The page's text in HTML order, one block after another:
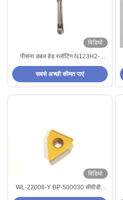
विडियो
पीसना डबल हेड स्लॉटिंग N123H2-
0400-R0 वोल्फ़ाम कार्बाइड टर्निंग इन्सर्ट
मेटल सीएनसी काटने के उपकरण
सबसे अच्छी कीमत पाएं
विडियो
WL-22008-Y BP-500030 सीवीडी /
पीवीडी कोटिंग धातु काटने के उपकरण के